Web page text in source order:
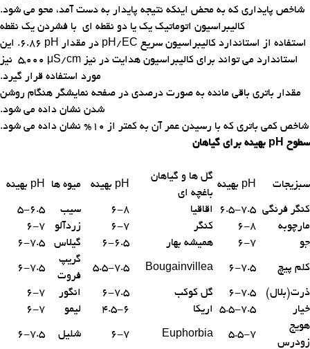
شاخص پایداری که به محض اینکه نتیجه پایدار به دست آمد، محو می شود.
کالیبراسیون اتوماتیک یک یا دو نقطه ای با فشردن یک نقطه
استفاده از استاندارد کالیبراسیون سریع pH/EC در مقدار pH
6.86. این
استاندارد می تواند برای کالیبراسیون هدایت در نیز 5,000 μS/cm نیز
مورد استفاده قرار گیرد.
مقدار باتری باقی مانده به صورت درصدی در صفحه نمایشگر هنگام روشن
شدن نشان داده می شود.
شاخص کمی باتری که با رسیدن عمر آن به کمتر از 10% نشان داده می شود.
سطوح pH بهینه برای گیاهان
سبزیجات pH بهینه
گل ها و گیاهان
باغچه ای
pH بهینه میوه ها pH بهینه
کنگر فرنگی 6.5-7.5 اقاقیا 6-8 سیب
5-6.5
مارچوبه
6-8 کنگر 6-7 زردآلو
6-7
جو
6-7 همیشه بهار 6-6.5 گیلاس 6-7.5
کلم پیچ 6-7.5
Bougainvillea
5.5-7.5
گریپ
فروت
6-7.5
ذرت(بلال) 6-7.5 گل کوکب 6-7.5 انگور
6-7
خیار
5.5-7.5 اریکا 4.5-6 لیمو
6-7
هویج
زودرس
5.5-7
Euphorbia
6-7 شلیل 6-7.5